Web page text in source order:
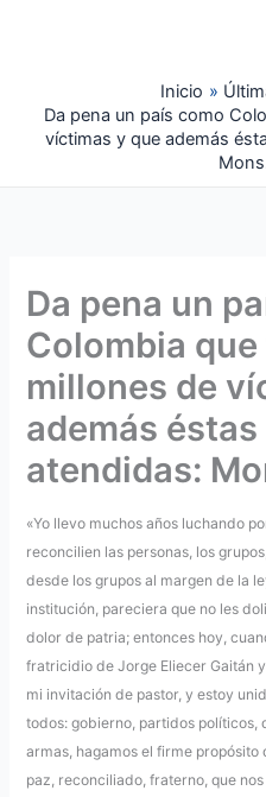
Inicio
Da pena un país como
víctimas y que además
Da pena un
Colombia
millones de
además
atendidas:
«Yo llevo muchos años luchando
reconcilien las personas, los
desde los grupos al margen de la
institución, pareciera que no les
dolor de patria; entonces hoy,
fratricidio de Jorge Eliecer Gaitán
mi invitación de pastor, y estoy
todos: gobierno, partidos políticos,
armas, hagamos el firme
paz, reconciliado, fraterno, que